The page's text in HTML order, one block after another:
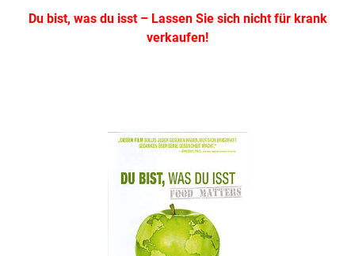
Du bist, was du isst – Lassen Sie sich nicht für krank
verkaufen!